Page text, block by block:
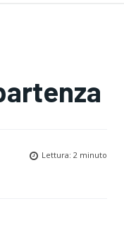
Lettura: 2minuto